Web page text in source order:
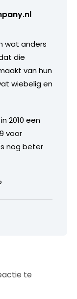
wat anders
die
van hun
wiebelig en
2010 een
voor
nog beter
te